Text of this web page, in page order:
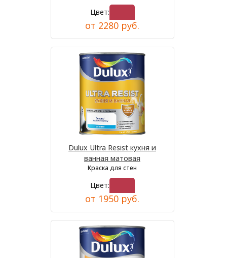
Цвет:
от 2280 руб.
Dulux Ultra Resist кухня и
ванная матовая
Краска для стен
Цвет:
от 1950 руб.